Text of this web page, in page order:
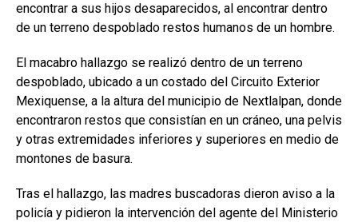
encontrar a sus hijos desaparecidos, al encontrar dentro
de un terreno despoblado restos humanos de un hombre.
El macabro hallazgo se realizó dentro de un terreno
despoblado, ubicado a un costado del Circuito Exterior
Mexiquense, a la altura del municipio de Nextlalpan, donde
encontraron restos que consistían en un cráneo, una pelvis
y otras extremidades inferiores y superiores en medio de
montones de basura.
Tras el hallazgo, las madres buscadoras dieron aviso a la
policía y pidieron la intervención del agente del Ministerio